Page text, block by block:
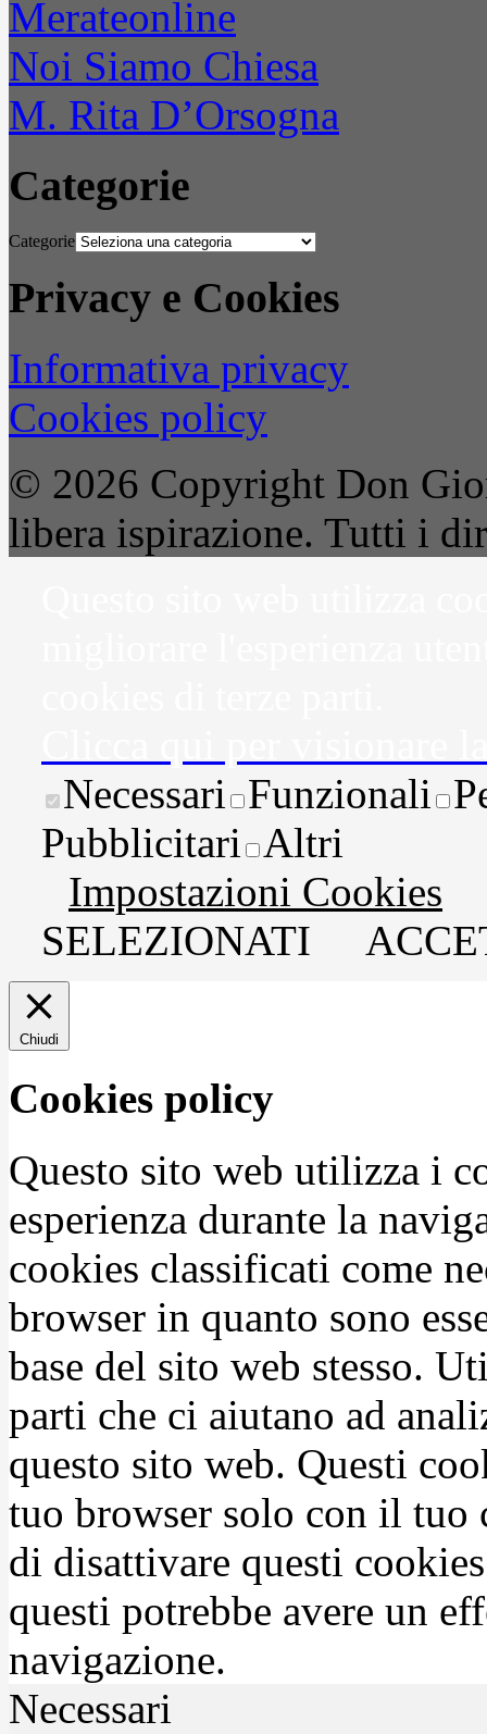
Merateonline
Noi Siamo Chiesa
M. Rita D’Orsogna
Categorie
Categorie
Privacy e Cookies
Informativa privacy
Cookies policy
© 2026 Copyright Don
libera ispirazione. Tutti i
Necessari Funzionali
Pubblicitari Altri
Impostazioni Cookies
SELEZIONATI
Chiudi
Cookies policy
Questo sito web utilizza i
esperienza durante la
cookies classificati come
browser in quanto sono
base del sito web stesso.
parti che ci aiutano ad
questo sito web. Questi
tuo browser solo con il tuo
di disattivare questi
questi potrebbe avere un
navigazione.
Necessari